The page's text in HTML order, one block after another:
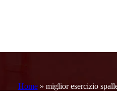
Home» miglior esercizio